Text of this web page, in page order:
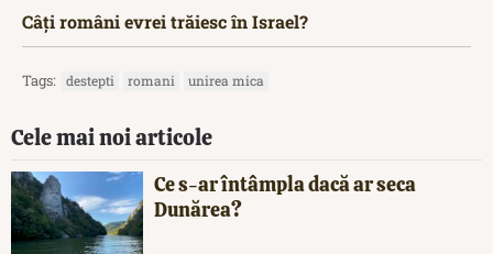
Câți români evrei trăiesc în Israel?
Tags: destepti romani unirea mica
Cele mai noi articole
Ce s-ar întâmpla dacă ar seca
Dunărea?